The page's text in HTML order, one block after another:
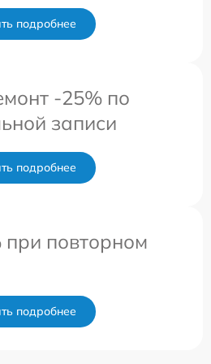
подробнее
-25% по
записи
подробнее
повторном
подробнее